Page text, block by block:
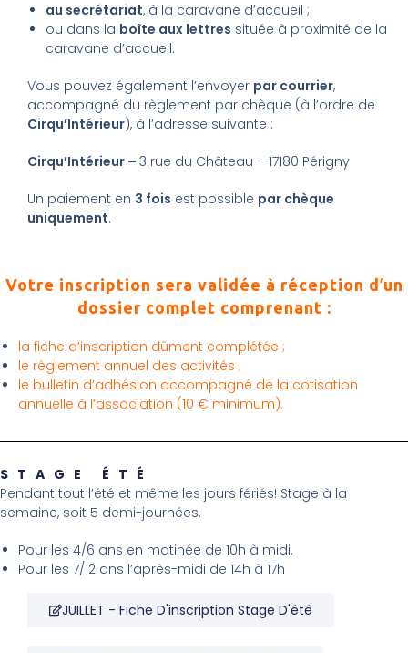
au secrétariat, à la caravane d’accueil ;
ou dans la boîte aux lettres située à proximité de la
caravane d’accueil.
Vous pouvez également l’envoyer par courrier,
accompagné du règlement par chèque (à l’ordre de
Cirqu’Intérieur), à l’adresse suivante :
Cirqu’Intérieur – 3 rue du Château – 17180 Périgny
Un paiement en 3 fois est possible par chèque
uniquement.
Votre inscription sera validée à réception d’un
dossier complet comprenant :
la fiche d’inscription dûment complétée ;
le règlement annuel des activités ;
le bulletin d’adhésion accompagné de la cotisation
annuelle à l’association (10 € minimum).
STAGE ÉTÉ
Pendant tout l’été et même les jours fériés! Stage à la
semaine, soit 5 demi-journées.
Pour les 4/6 ans en matinée de 10h à midi.
Pour les 7/12 ans l’après-midi de 14h à 17h
JUILLET - Fiche D'inscription Stage D'été